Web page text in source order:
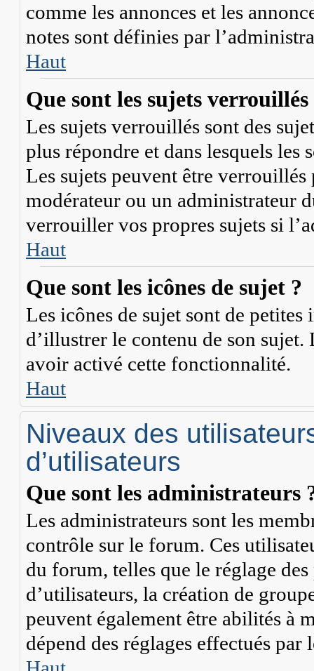
comme les annonces et les
notes sont définies par
Haut
Que sont les sujets verrouillés
Les sujets verrouillés sont des
plus répondre et dans lesquels les
Les sujets peuvent être
modérateur ou un administrateur
verrouiller vos propres sujets si
Haut
Que sont les icônes de sujet ?
Les icônes de sujet sont de
d’illustrer le contenu de son
avoir activé cette fonctionnalité.
Haut
Niveaux des
d’utilisateurs
Que sont les administrateurs
Les administrateurs sont les
contrôle sur le forum. Ces
du forum, telles que le réglage
d’utilisateurs, la création de
peuvent également être abilités à
dépend des réglages effectués